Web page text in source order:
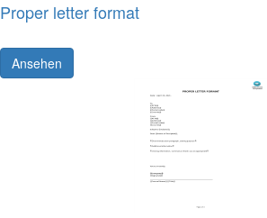
Proper letter format
Ansehen